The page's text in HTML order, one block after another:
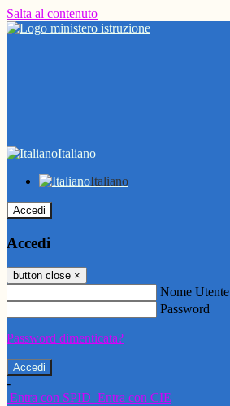
Salta al contenuto
Italiano
Italiano
Accedi
Accedi
button close ×
Nome Utente
Password
Password dimenticata?
-
Entra con SPID Entra con CIE